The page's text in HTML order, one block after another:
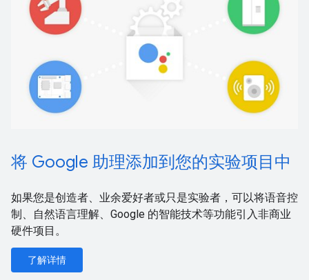
将 Google 助理添加到您的实验项目中
如果您是创造者、业余爱好者或只是实验者，可以将语音控
制、自然语言理解、Google 的智能技术等功能引入非商业
硬件项目。
了解详情